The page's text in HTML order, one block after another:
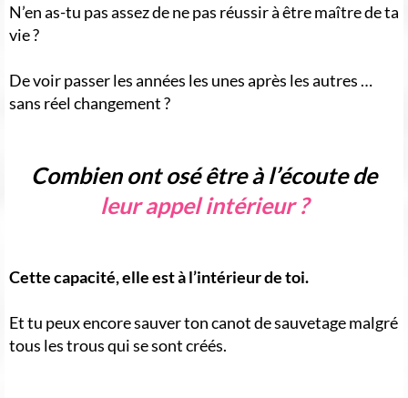
N’en as-tu pas assez de ne pas réussir à être maître de ta
vie ?
De voir passer les années les unes après les autres …
sans réel changement ?
Combien ont osé être à l’écoute de
leur appel intérieur ?
Cette capacité, elle est à l’intérieur de toi.
Et tu peux encore sauver ton canot de sauvetage malgré
tous les trous qui se sont créés.